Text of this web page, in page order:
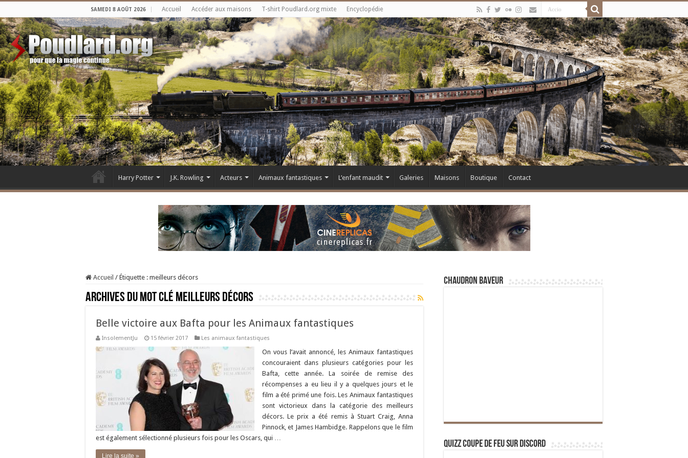
SAMEDI 8 AOÛT 2026 Accueil Accéder aux maisons T-shirt Poudlard.org mixte Encyclopédie
Harry Potter J.K. Rowling Acteurs Animaux fantastiques L’enfant maudit Galeries Maisons Boutique Contact
Accueil / Étiquette : meilleurs décors
Archives du mot clé meilleurs décors
Belle victoire aux Bafta pour les Animaux fantastiques
InsolementJu 15 février 2017 Les animaux fantastiques
On vous l’avait annoncé, les Animaux fantastiques
concouraient dans plusieurs catégories pour les
Bafta, cette année. La soirée de remise des
récompenses a eu lieu il y a quelques jours et le
film a été primé une fois. Les Animaux fantastiques
sont victorieux dans la catégorie des meilleurs
décors. Le prix a été remis à Stuart Craig, Anna
Pinnock, et James Hambidge. Rappelons que le film
est également sélectionné plusieurs fois pour les Oscars, qui …
Lire la suite »
Chaudron Baveur
Quizz Coupe de Feu sur Discord